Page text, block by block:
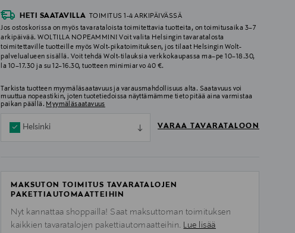
HETI SAATAVILLA TOIMITUS 1-4 ARKIPÄIVÄSSÄ
Jos ostoskorissa on myös tavarataloista toimitettavia tuotteita, on toimitusaika 3–7
arkipäivää. WOLTILLA NOPEAMMIN! Voit valita Helsingin tavaratalosta
toimitettaville tuotteille myös Wolt-pikatoimituksen, jos tilaat Helsingin Wolt-
palvelualueen sisällä. Voit tehdä Wolt-tilauksia verkkokaupassa ma–pe 10–18.30,
la 10–17.30 ja su 12–16.30, tuotteen minimiarvo 40 €.
Tarkista tuotteen myymäläsaatavuus ja varausmahdollisuus alta. Saatavuus voi
muuttua nopeastikin, joten tuotetiedoissa näyttämämme tieto pitää aina varmistaa
paikan päällä. Myymäläsaatavuus
Helsinki VARAA TAVARATALOON
MAKSUTON TOIMITUS TAVARATALOJEN
PAKETTIAUTOMAATTEIHIN
Nyt kannattaa shoppailla! Saat maksuttoman toimituksen
kaikkien tavaratalojen pakettiautomaatteihin. Lue lisää